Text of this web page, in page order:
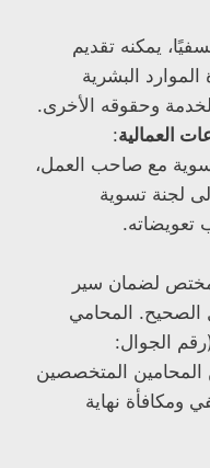
يمكنه تقديم
البشرية
وحقوقه الأخرى.
العمالية:
مع صاحب العمل،
لجنة تسوية
تعويضاته.
مختص لضمان سير
الصحيح. المحامي
الجوال:
يعد من المحامين المتخصصين
ومكافأة نهاية